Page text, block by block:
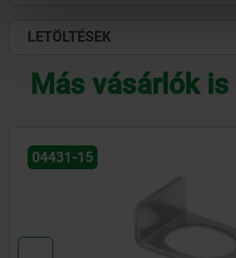
LETÖLTÉSEK
Más vásárlók